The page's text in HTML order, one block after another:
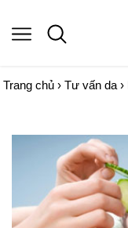
Trang chủ › Tư vấn da ›